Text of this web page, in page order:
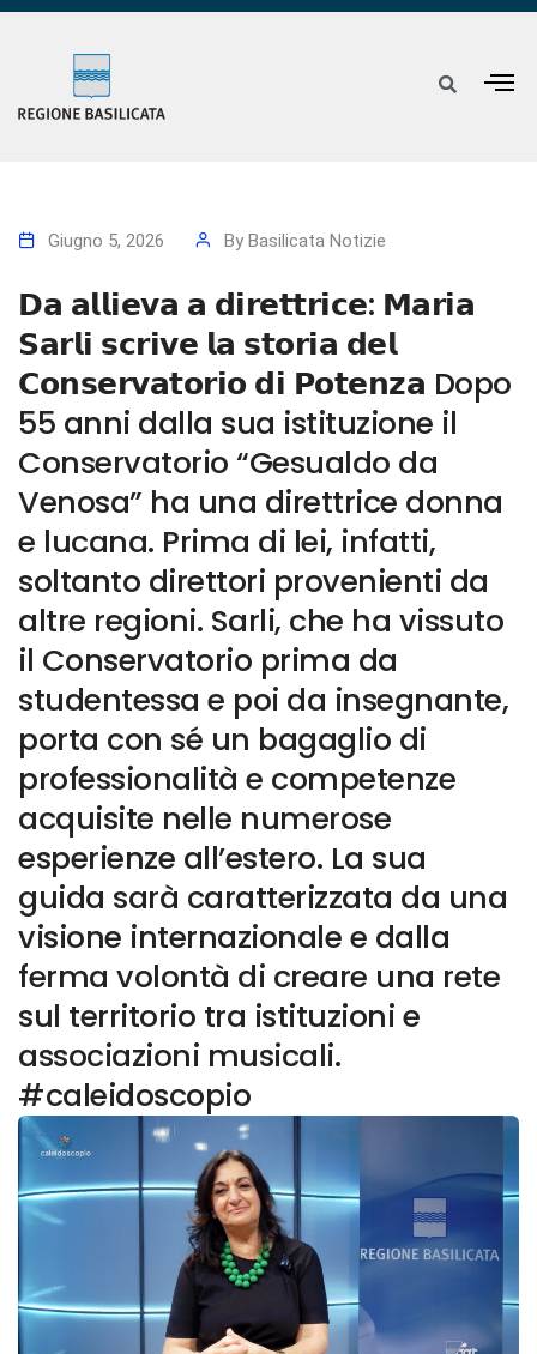
Giugno 5, 2026 By Basilicata Notizie
𝗗𝗮 𝗮𝗹𝗹𝗶𝗲𝘃𝗮 𝗮 𝗱𝗶𝗿𝗲𝘁𝘁𝗿𝗶𝗰𝗲: 𝗠𝗮𝗿𝗶𝗮
𝗦𝗮𝗿𝗹𝗶 𝘀𝗰𝗿𝗶𝘃𝗲 𝗹𝗮 𝘀𝘁𝗼𝗿𝗶𝗮 𝗱𝗲𝗹
𝗖𝗼𝗻𝘀𝗲𝗿𝘃𝗮𝘁𝗼𝗿𝗶𝗼 𝗱𝗶 𝗣𝗼𝘁𝗲𝗻𝘇𝗮 Dopo
55 anni dalla sua istituzione il
Conservatorio “Gesualdo da
Venosa” ha una direttrice donna
e lucana. Prima di lei, infatti,
soltanto direttori provenienti da
altre regioni. Sarli, che ha vissuto
il Conservatorio prima da
studentessa e poi da insegnante,
porta con sé un bagaglio di
professionalità e competenze
acquisite nelle numerose
esperienze all’estero. La sua
guida sarà caratterizzata da una
visione internazionale e dalla
ferma volontà di creare una rete
sul territorio tra istituzioni e
associazioni musicali.
#caleidoscopio